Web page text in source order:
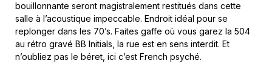
bouillonnante seront magistralement restitués dans cette
salle à l’acoustique impeccable. Endroit idéal pour se
replonger dans les 70’s. Faites gaffe où vous garez la 504
au rétro gravé BB Initials, la rue est en sens interdit. Et
n’oubliez pas le béret, ici c’est French psyché.